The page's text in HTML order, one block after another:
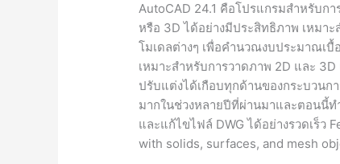
AutoCAD 24.1 คือโปรแกรมสำหรับก
หรือ 3D ได้อย่างมีประสิทธิภาพ เหมา
โมเดลต่างๆ เพื่อคำนวณงบประมาณเบื้
เหมาะสำหรับการวาดภาพ 2D และ
ปรับแต่งได้เกือบทุกด้านของกระบวนก
มากในช่วงหลายปีที่ผ่านมาและตอนนี้
และแก้ไขไฟล์ DWG ได้อย่างรวดเร็ว
with solids, surfaces, and mesh